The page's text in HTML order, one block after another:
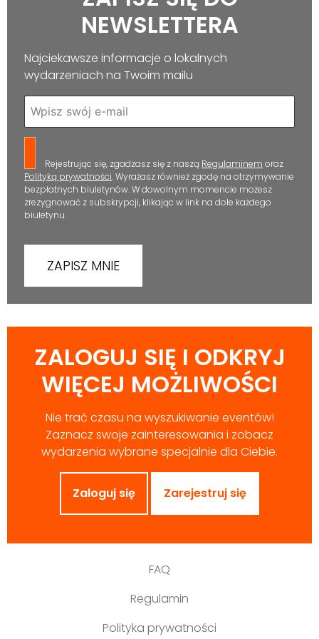
NEWSLETTERA
Najciekawsze informacje o lokalnych
wydarzeniach na Twoim mailu
Rejestrując się, zgadzasz się z naszą Regulaminem oraz
Polityką prywatności. Wyrażasz również zgodę na otrzymywanie
bezpłatnych biuletynów. W dowolnym momencie możesz
zrezygnować z subskrypcji, klikając w link na dole każdego
biuletynu.
ZALOGUJ SIĘ I ODKRYJ
WIĘCEJ MOŻLIWOŚCI
Nie trać czasu na wyszukiwanie eventów!
Zaznacz swoje zainteresowania i zobacz
wydarzenia wybrane specjalnie dla Ciebie.
Zaloguj się Zarejestruj się
FAQ
Regulamin
Polityka prywatności